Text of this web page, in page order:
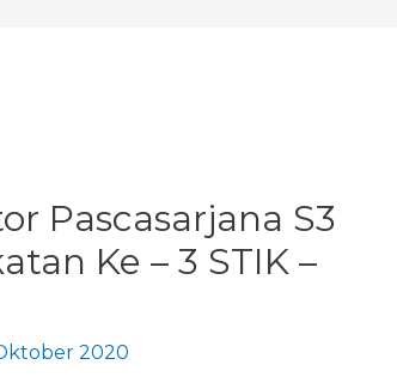
Pascasarjana S3
Ke – 3 STIK –
2020